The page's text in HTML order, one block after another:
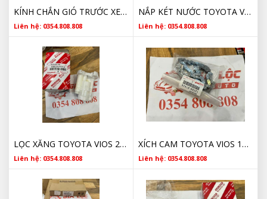
KÍNH CHẮN GIÓ TRƯỚC XE TOYOTA VIOS GIÁ TỐT
Liên hệ: 0354.808.808
NẮP KÉT NƯỚC TOYOTA VIOS 164010C030 CHÍNH HÃNG
Liên hệ: 0354.808.808
LỌC XĂNG TOYOTA VIOS 2330021010 2002 2003 2004 2005 2006 2007 2008 2009 2010 2011 2012 2013 2014 2015 2016 2017 CHÍNH HÃNG
Liên hệ: 0354.808.808
XÍCH CAM TOYOTA VIOS 1350621030 2002 2003 2004 2005 2006 2007 2008 2009 2010 2011 2012 2013 2014 2015 2016 2017 CHÍNH HÃNG
Liên hệ: 0354.808.808